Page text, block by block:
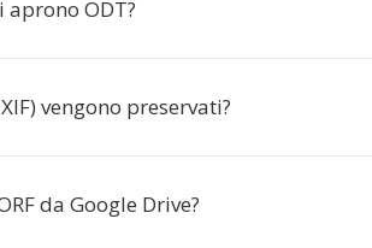
ODT?
vengono preservati?
da Google Drive?